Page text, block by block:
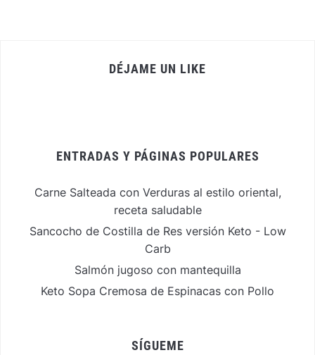
DÉJAME UN LIKE
ENTRADAS Y PÁGINAS POPULARES
Carne Salteada con Verduras al estilo oriental,
receta saludable
Sancocho de Costilla de Res versión Keto - Low
Carb
Salmón jugoso con mantequilla
Keto Sopa Cremosa de Espinacas con Pollo
SÍGUEME